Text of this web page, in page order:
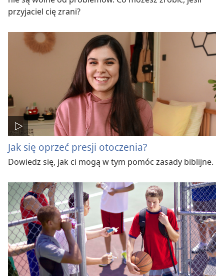
przyjaciel cię zrani?
Jak się oprzeć presji otoczenia?
Dowiedz się, jak ci mogą w tym pomóc zasady biblijne.